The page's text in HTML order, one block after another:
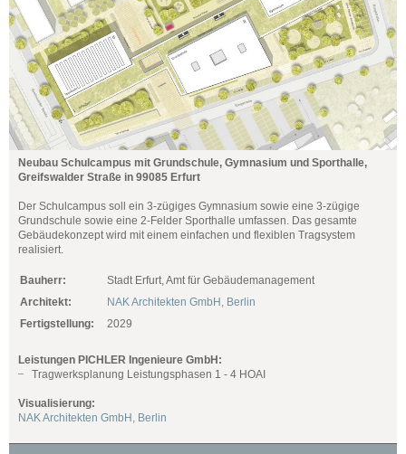
Neubau Schulcampus mit Grundschule, Gymnasium und Sporthalle,
Greifswalder Straße in 99085 Erfurt
Der Schulcampus soll ein 3-zügiges Gymnasium sowie eine 3-zügige
Grundschule sowie eine 2-Felder Sporthalle umfassen. Das gesamte
Gebäudekonzept wird mit einem einfachen und flexiblen Tragsystem
realisiert.
Bauherr:
Stadt Erfurt, Amt für Gebäudemanagement
Architekt:
NAK Architekten GmbH, Berlin
Fertigstellung:
2029
Leistungen PICHLER Ingenieure GmbH:
Tragwerksplanung Leistungsphasen 1 - 4 HOAI
Visualisierung:
NAK Architekten GmbH, Berlin